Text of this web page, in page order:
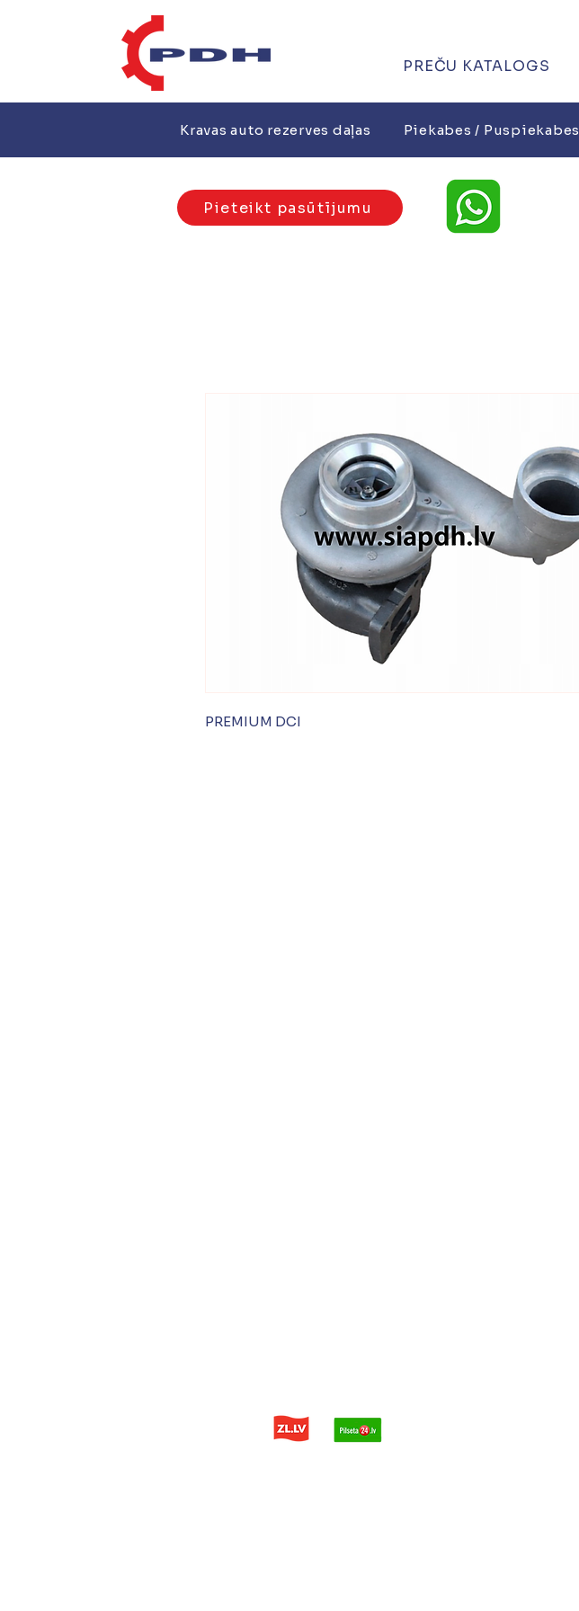
PREČU KATALOGS
Kravas auto rezerves daļas Piekabes / Puspiekabes
Pieteikt pasūtījumu
PREMIUM DCI